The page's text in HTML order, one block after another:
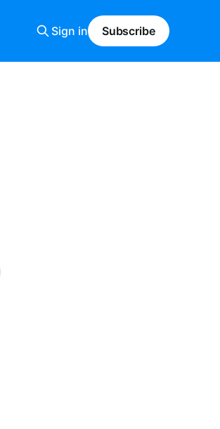
Sign in Subscribe